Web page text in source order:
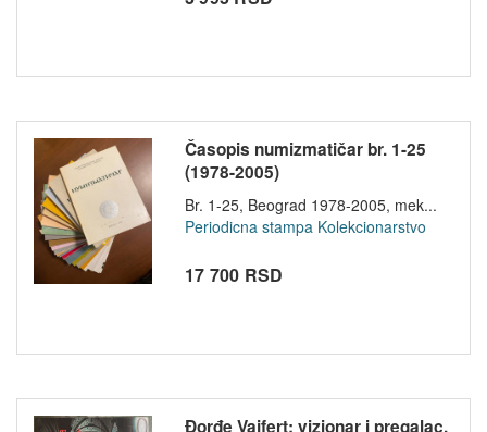
Časopis numizmatičar br. 1-25
(1978-2005)
Br. 1-25, Beograd 1978-2005, mek...
Periodicna stampa Kolekcionarstvo
17 700 RSD
Đorđe Vajfert: vizionar i pregalac,